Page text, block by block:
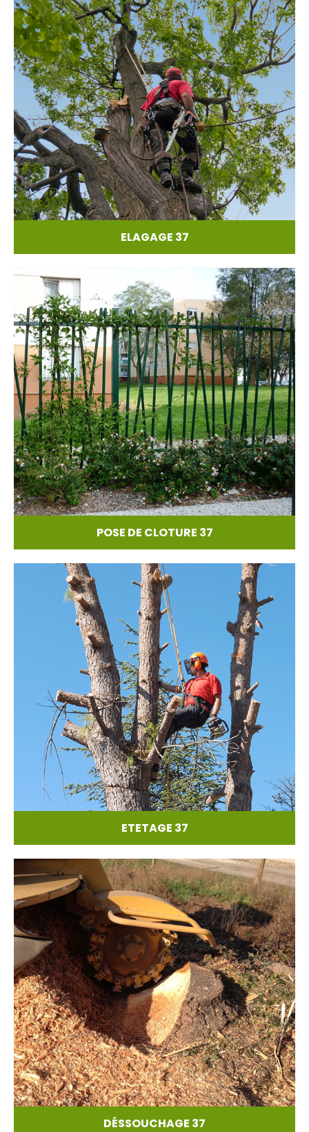
ELAGAGE 37
POSE DE CLOTURE 37
ETETAGE 37
DÉSSOUCHAGE 37